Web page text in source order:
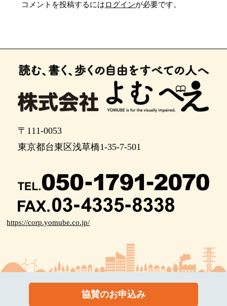
２０メートル先、みぎへ曲がります。
正面が、エレベーター通路入口です。 北口改札ま
での案内は、このあとの付録説明にあります。 お
疲れ様でした。
です。 引き続き、点字ブロックに沿って、ひさし
が、くだるエレベーターです。 停止階は、１階の
あります。 通り抜けタイプです。 １階で、エレベ
ーターを出たら、直進し、みぎへ曲がります。 ５
メートル先、突き当たりから、みぎ、斜め前の方
向が、中野駅、北口改札です。 改札口直前に、短
い、のぼる階段があります。 注意してください。
コメントを投稿するにはログインが必要です。
〒111-0053
東京都台東区浅草橋1-35-7-501
https://corp.yomube.co.jp/
協賛のお申込み